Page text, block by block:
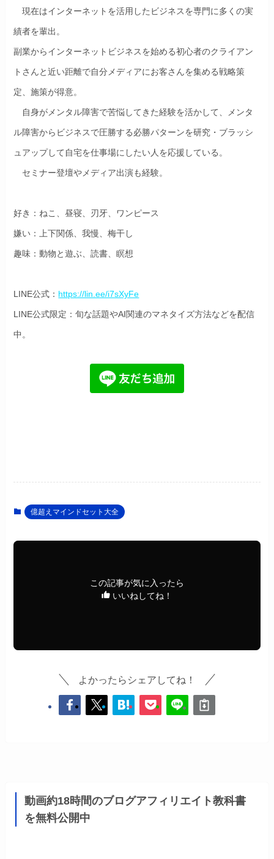
現在はインターネットを活用したビジネスを専門に多くの実
績者を輩出。
副業からインターネットビジネスを始める初心者のクライアン
トさんと近い距離で自分メディアにお客さんを集める戦略策
定、施策が得意。
自身がメンタル障害で苦悩してきた経験を活かして、メンタ
ル障害からビジネスで圧勝する必勝パターンを研究・ブラッシ
ュアップして自宅を仕事場にしたい人を応援している。
セミナー登壇やメディア出演も経験。
好き：ねこ、昼寝、刃牙、ワンピース
嫌い：上下関係、我慢、梅干し
趣味：動物と遊ぶ、読書、瞑想
LINE公式： https://lin.ee/i7sXyFe
LINE公式限定：旬な話題やAI関連のマネタイズ方法などを配信
中。
億超えマインドセット大全
この記事が気に入ったら
いいねしてね！
よかったらシェアしてね！
動画約18時間のブログアフィリエイト教科書
を無料公開中